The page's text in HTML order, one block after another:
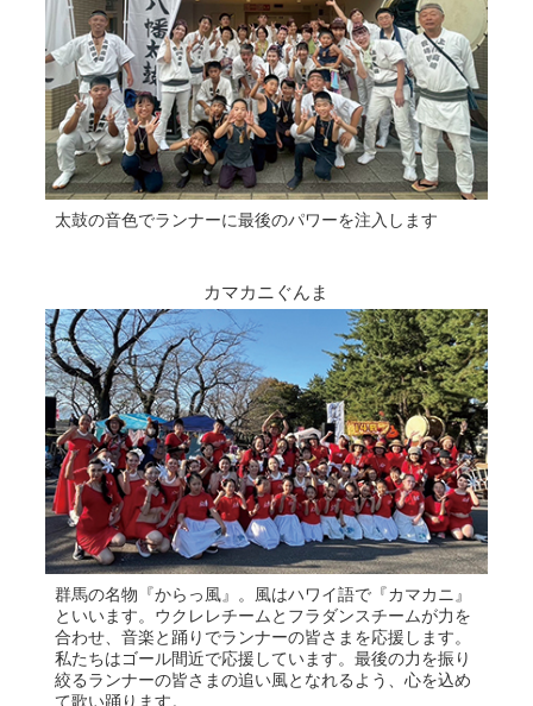
太鼓の音色でランナーに最後のパワーを注入します
カマカニぐんま
群馬の名物『からっ風』。風はハワイ語で『カマカニ』
といいます。ウクレレチームとフラダンスチームが力を
合わせ、音楽と踊りでランナーの皆さまを応援します。
私たちはゴール間近で応援しています。最後の力を振り
絞るランナーの皆さまの追い風となれるよう、心を込め
て歌い踊ります。